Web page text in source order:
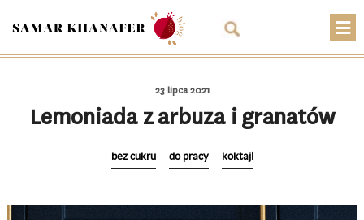
Przepisy
Kontakt
23 lipca 2021
Lemoniada z arbuza i granatów
bez cukru do pracy koktajl